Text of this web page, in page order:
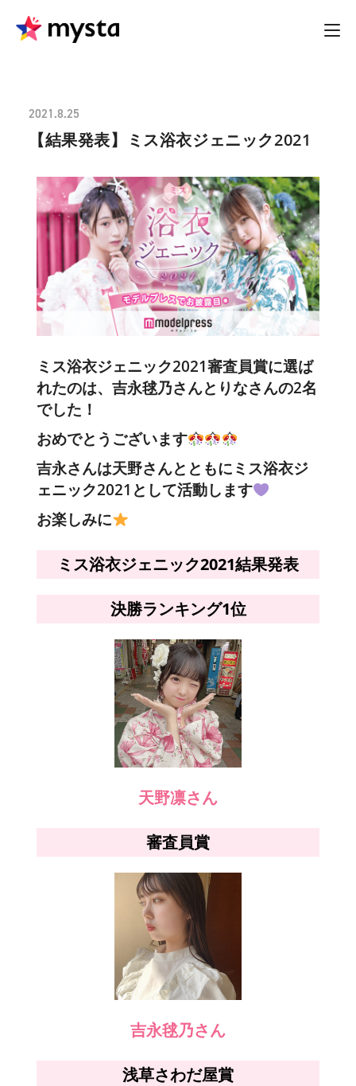
2021.8.25
【結果発表】ミス浴衣ジェニック2021
ミス浴衣ジェニック2021審査員賞に選ば
れたのは、 吉永毬乃さんとりなさんの2名
でした！
おめでとうございます
吉永さんは天野さんとともにミス浴衣ジ
ェニック2021として活動します
お楽しみに
ミス浴衣ジェニック2021結果発表
決勝ランキング1位
天野凛さん
審査員賞
吉永毬乃さん
浅草さわだ屋賞